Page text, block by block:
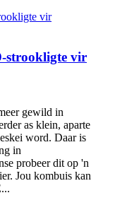
strookligte vir
gewild in
as klein, aparte
word. Daar is
in
probeer dit op 'n
Jou kombuis kan